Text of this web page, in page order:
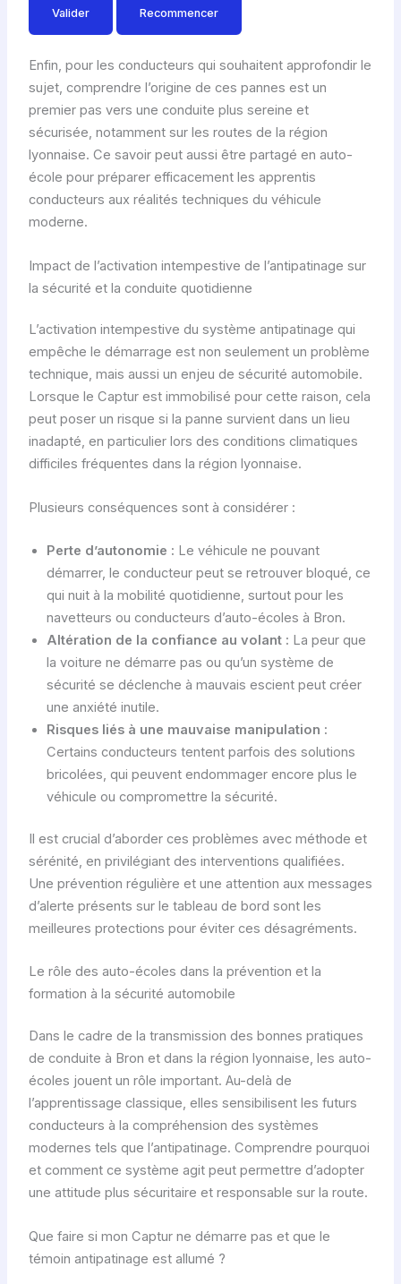
Valider Recommencer
Enfin, pour les conducteurs qui souhaitent approfondir le
sujet, comprendre l’origine de ces pannes est un
premier pas vers une conduite plus sereine et
sécurisée, notamment sur les routes de la région
lyonnaise. Ce savoir peut aussi être partagé en auto-
école pour préparer efficacement les apprentis
conducteurs aux réalités techniques du véhicule
moderne.
Impact de l’activation intempestive de l’antipatinage sur
la sécurité et la conduite quotidienne
L’activation intempestive du système antipatinage qui
empêche le démarrage est non seulement un problème
technique, mais aussi un enjeu de sécurité automobile.
Lorsque le Captur est immobilisé pour cette raison, cela
peut poser un risque si la panne survient dans un lieu
inadapté, en particulier lors des conditions climatiques
difficiles fréquentes dans la région lyonnaise.
Plusieurs conséquences sont à considérer :
Perte d’autonomie : Le véhicule ne pouvant
démarrer, le conducteur peut se retrouver bloqué, ce
qui nuit à la mobilité quotidienne, surtout pour les
navetteurs ou conducteurs d’auto-écoles à Bron.
Altération de la confiance au volant : La peur que
la voiture ne démarre pas ou qu’un système de
sécurité se déclenche à mauvais escient peut créer
une anxiété inutile.
Risques liés à une mauvaise manipulation :
Certains conducteurs tentent parfois des solutions
bricolées, qui peuvent endommager encore plus le
véhicule ou compromettre la sécurité.
Il est crucial d’aborder ces problèmes avec méthode et
sérénité, en privilégiant des interventions qualifiées.
Une prévention régulière et une attention aux messages
d’alerte présents sur le tableau de bord sont les
meilleures protections pour éviter ces désagréments.
Le rôle des auto-écoles dans la prévention et la
formation à la sécurité automobile
Dans le cadre de la transmission des bonnes pratiques
de conduite à Bron et dans la région lyonnaise, les auto-
écoles jouent un rôle important. Au-delà de
l’apprentissage classique, elles sensibilisent les futurs
conducteurs à la compréhension des systèmes
modernes tels que l’antipatinage. Comprendre pourquoi
et comment ce système agit peut permettre d’adopter
une attitude plus sécuritaire et responsable sur la route.
Que faire si mon Captur ne démarre pas et que le
témoin antipatinage est allumé ?